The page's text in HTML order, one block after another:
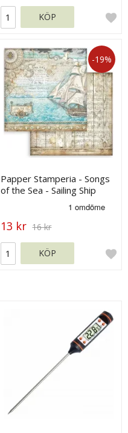
KÖP
-19%
Papper Stamperia - Songs
of the Sea - Sailing Ship
13 kr 16 kr
KÖP